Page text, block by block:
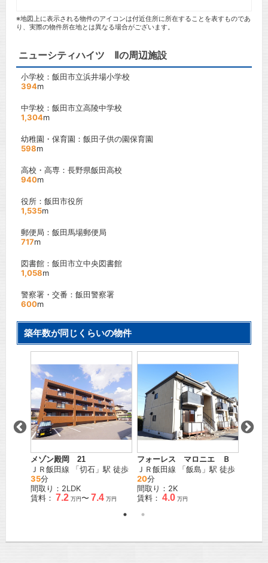
※地図上に表示される物件のアイコンは付近住所に所在することを表すものであ
り、実際の物件所在地とは異なる場合がございます。
ニューシティハイツ Ⅱの周辺施設
小学校：飯田市立浜井場小学校
394m
中学校：飯田市立高陵中学校
1,304m
幼稚園・保育園：飯田子供の園保育園
598m
高校・高専：長野県飯田高校
940m
役所：飯田市役所
1,535m
郵便局：飯田馬場郵便局
717m
図書館：飯田市立中央図書館
1,058m
警察署・交番：飯田警察署
600m
築年数が同じくらいの物件
メゾン殿岡 21
ＪＲ飯田線 「切石 」駅 徒歩
35分
間取り：2LDK
賃料： 7.2 万円〜 7.4 万円
フォーレス マロニエ Ｂ
ＪＲ飯田線 「飯島 」駅 徒歩
20分
間取り：2K
賃料： 4.0 万円